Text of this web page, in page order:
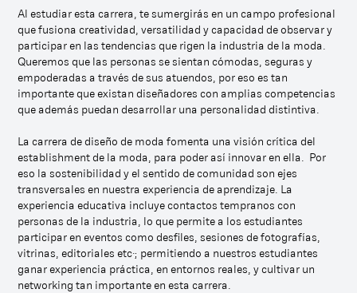
Al estudiar esta carrera, te sumergirás en un campo profesional
que fusiona creatividad, versatilidad y capacidad de observar y
participar en las tendencias que rigen la industria de la moda.
Queremos que las personas se sientan cómodas, seguras y
empoderadas a través de sus atuendos, por eso es tan
importante que existan diseñadores con amplias competencias
que además puedan desarrollar una personalidad distintiva.
La carrera de diseño de moda fomenta una visión crítica del
establishment de la moda, para poder así innovar en ella. Por
eso la sostenibilidad y el sentido de comunidad son ejes
transversales en nuestra experiencia de aprendizaje. La
experiencia educativa incluye contactos tempranos con
personas de la industria, lo que permite a los estudiantes
participar en eventos como desfiles, sesiones de fotografías,
vitrinas, editoriales etc.; permitiendo a nuestros estudiantes
ganar experiencia práctica, en entornos reales, y cultivar un
networking tan importante en esta carrera.